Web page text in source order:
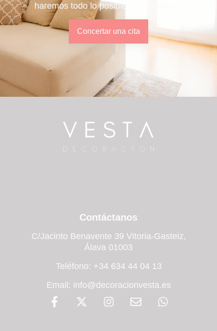
haremos todo lo posible por ayudarte.
Concertar una cita
Contáctanos
C/Jacinto Benavente 39 Vitoria-Gasteiz,
Álava 01003
Teléfono: +34 634 44 04 13
Email: info@decoracionvesta.es